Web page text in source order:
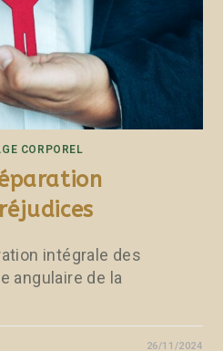
CORPOREL
intégrale des
angulaire de la
26/11/2024